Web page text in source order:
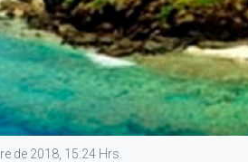
de 2018, 15:24 Hrs.